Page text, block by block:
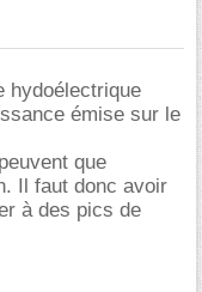
hydoélectrique
émise sur le
que
Il faut donc avoir
à des pics de